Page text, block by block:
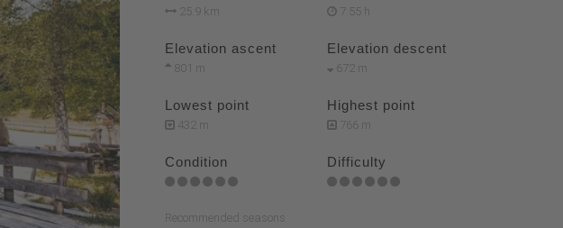
25.9 km 7:55 h
Elevation ascent
801 m
Elevation descent
672 m
Lowest point
432 m
Highest point
766 m
Condition Difficulty
Recommended seasons